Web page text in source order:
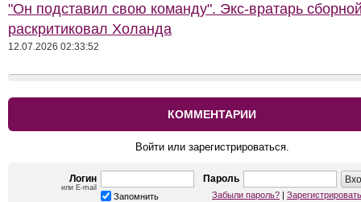
"Он подставил свою команду". Экс-вратарь
раскритиковал Холанда
12.07.2026 02:33:52
КОММЕНТАРИИ
Войти или зарегистрироваться.
Логин
или E-mail
Пароль
Запомнить Забыли пароль? |